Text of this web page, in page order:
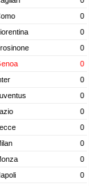
0
0
0
0
0
0
Lazio
0
Lecce
0
0
0
0